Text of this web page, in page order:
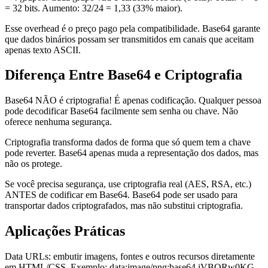
= 32 bits. Aumento: 32/24 = 1,33 (33% maior).
Esse overhead é o preço pago pela compatibilidade. Base64 garante
que dados binários possam ser transmitidos em canais que aceitam
apenas texto ASCII.
Diferença Entre Base64 e Criptografia
Base64 NÃO é criptografia! É apenas codificação. Qualquer pessoa
pode decodificar Base64 facilmente sem senha ou chave. Não
oferece nenhuma segurança.
Criptografia transforma dados de forma que só quem tem a chave
pode reverter. Base64 apenas muda a representação dos dados, mas
não os protege.
Se você precisa segurança, use criptografia real (AES, RSA, etc.)
ANTES de codificar em Base64. Base64 pode ser usado para
transportar dados criptografados, mas não substitui criptografia.
Aplicações Práticas
Data URLs: embutir imagens, fontes e outros recursos diretamente